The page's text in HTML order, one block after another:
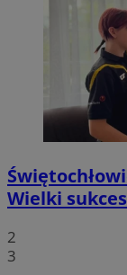
Wielki
2
3